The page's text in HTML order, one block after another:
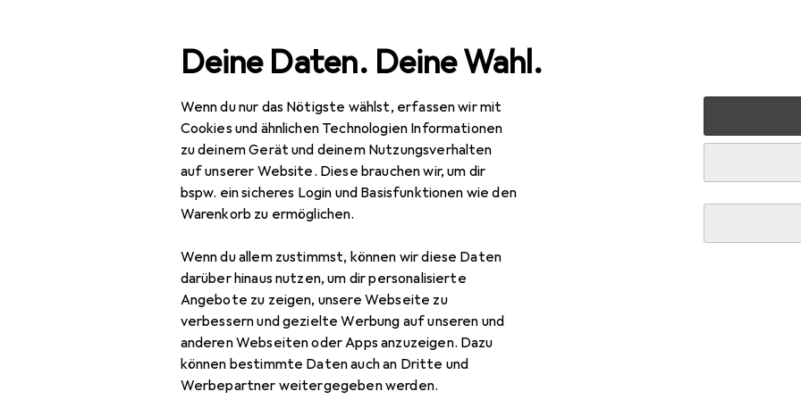
Deine Daten. Deine Wahl.
Wenn du nur das Nötigste wählst, erfassen wir mit
Cookies und ähnlichen Technologien Informationen
zu deinem Gerät und deinem Nutzungsverhalten
auf unserer Website. Diese brauchen wir, um dir
bspw. ein sicheres Login und Basisfunktionen wie den
Warenkorb zu ermöglichen.
Wenn du allem zustimmst, können wir diese Daten
darüber hinaus nutzen, um dir personalisierte
Angebote zu zeigen, unsere Webseite zu
verbessern und gezielte Werbung auf unseren und
anderen Webseiten oder Apps anzuzeigen. Dazu
können bestimmte Daten auch an Dritte und
Werbepartner weitergegeben werden.
Navigation nach Kategorien Gesamtsortiment IT + Multimedia PC Komponenten